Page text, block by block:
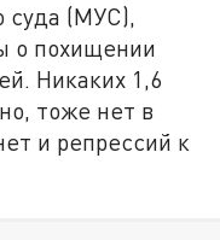
суда (МУС),
о похищении
Никаких 1,6
тоже нет в
и репрессий к